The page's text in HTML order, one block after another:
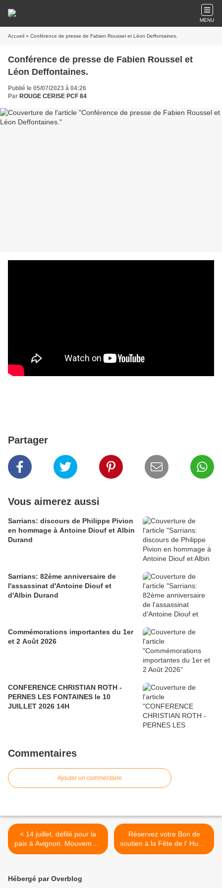
MENU
Accueil » Conférence de presse de Fabien Roussel et Léon Deffontaines.
Conférence de presse de Fabien Roussel et
Léon Deffontaines.
Publié le 05/07/2023 à 04:26
Par ROUGE CERISE PCF 84
Partager
Vous aimerez aussi
Sarrians: discours de Philippe Pivion
en hommage à Antoine Diouf et Albin
Durand
Sarrians: 82ème anniversaire de
l'assassinat d'Antoine Diouf et
d'Albin Durand
Commémorations importantes du 1er
et 2 Août 2026
CONFERENCE CHRISTIAN ROTH -
PERNES LES FONTAINES le 10
JUILLET 2026 14H
Commentaires
Ajouter un commentaire
< 14 juillet, défilé pour la
paix à Avignon. Mouvement
de la Paix
Réservez votre Bon de
soutien à la Fête de l' Huma
! >
Hébergé par Overblog